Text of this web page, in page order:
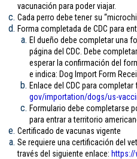
vacunación para poder viajar.
Cada perro debe tener su
Forma completada de CDC para
El dueño debe completar una
página del CDC. Debe
esperar la confirmación del
e indica: Dog Import Form
Enlace del CDC para
gov/importation/dogs/us-
Formulario debe completarse
para entrar a territorio
Certificado de vacunas vigente
Se requiere una certificación del
través del siguiente enlace: